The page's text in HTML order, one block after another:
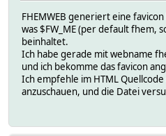
FHEMWEB generiert eine
was $FW_ME (per default fhem,
beinhaltet.
Ich habe gerade mit webname
und ich bekomme das favicon
Ich empfehle im HTML
anzuschauen, und die Datei